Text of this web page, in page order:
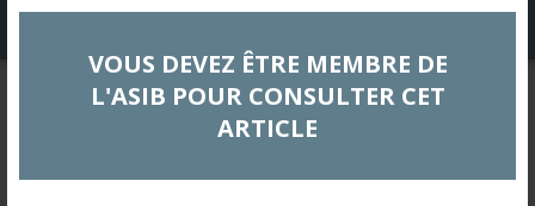
VOUS DEVEZ ÊTRE MEMBRE DE
L'ASIB POUR CONSULTER CET
ARTICLE
EXTRANET
SEPTEMBRE 2025